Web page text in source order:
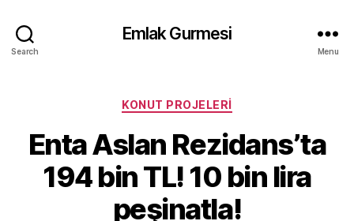
Search
Emlak Gurmesi
Menu
Categories
KONUT PROJELERI
Enta Aslan Rezidans’ta
194 bin TL! 10 bin lira
peşinatla!